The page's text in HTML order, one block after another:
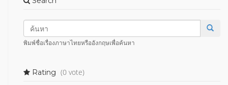
พิมพ์ชื่อเรื่องภาษาไทยหรืออังกฤษเพื่อค้นหา
Rating (0 vote)